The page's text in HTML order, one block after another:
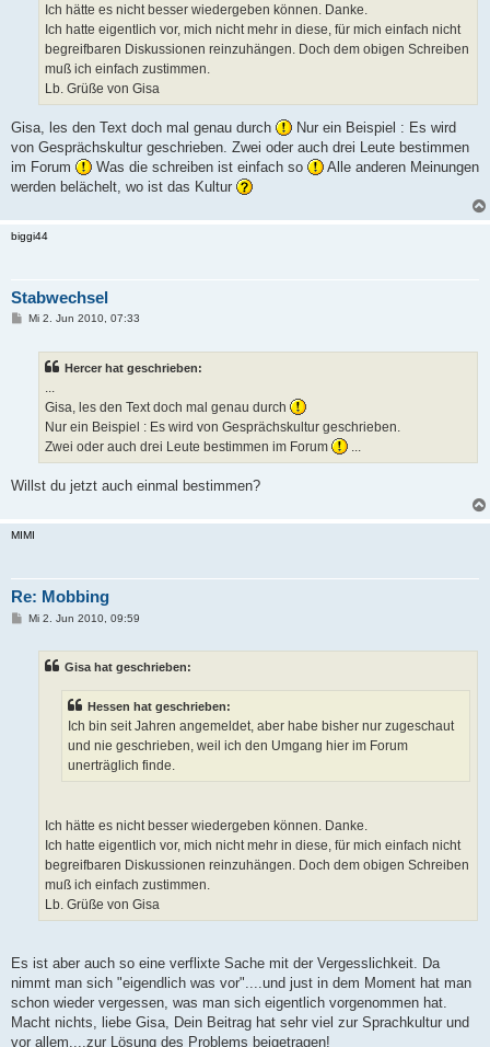
Ich hätte es nicht besser wiedergeben können. Danke.
Ich hatte eigentlich vor, mich nicht mehr in diese, für mich einfach nicht
begreifbaren Diskussionen reinzuhängen. Doch dem obigen Schreiben
muß ich einfach zustimmen.
Lb. Grüße von Gisa
Gisa, les den Text doch mal genau durch
Nur ein Beispiel : Es wird
von Gesprächskultur geschrieben. Zwei oder auch drei Leute bestimmen
im Forum
Was die schreiben ist einfach so
Alle anderen Meinungen
werden belächelt, wo ist das Kultur
biggi44
Stabwechsel
BMi 2. Jun 2010, 07:33
Hercer hat geschrieben:
...
Gisa, les den Text doch mal genau durch
Nur ein Beispiel : Es wird von Gesprächskultur geschrieben.
Zwei oder auch drei Leute bestimmen im Forum
...
Willst du jetzt auch einmal bestimmen?
MIMI
Re: Mobbing
BMi 2. Jun 2010, 09:59
Gisa hat geschrieben:
Hessen hat geschrieben:
Ich bin seit Jahren angemeldet, aber habe bisher nur zugeschaut
und nie geschrieben, weil ich den Umgang hier im Forum
unerträglich finde.
Ich hätte es nicht besser wiedergeben können. Danke.
Ich hatte eigentlich vor, mich nicht mehr in diese, für mich einfach nicht
begreifbaren Diskussionen reinzuhängen. Doch dem obigen Schreiben
muß ich einfach zustimmen.
Lb. Grüße von Gisa
Es ist aber auch so eine verflixte Sache mit der Vergesslichkeit. Da
nimmt man sich "eigendlich was vor"....und just in dem Moment hat man
schon wieder vergessen, was man sich eigentlich vorgenommen hat.
Macht nichts, liebe Gisa, Dein Beitrag hat sehr viel zur Sprachkultur und
vor allem....zur Lösung des Problems beigetragen!